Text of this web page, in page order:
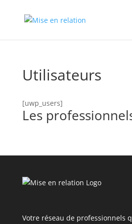
Utilisateurs
[uwp_users]
Les
Votre réseau de professionnels